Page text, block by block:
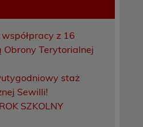
z 16
Terytorialnej
staż
Sewilli!
SZKOLNY